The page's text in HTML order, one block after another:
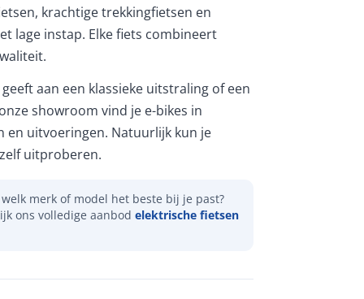
krachtige trekkingfietsen en
lage instap. Elke fiets combineert
aan een klassieke uitstraling of een
showroom vind je e-bikes in
en uitvoeringen. Natuurlijk kun je
uitproberen.
merk of model het beste bij je past?
ons volledige aanbod elektrische fietsen